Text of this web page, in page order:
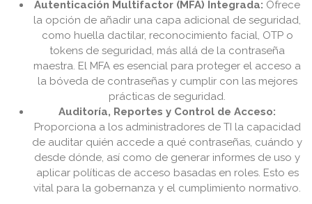
Autenticación Multifactor (MFA) Integrada: Ofrece
la opción de añadir una capa adicional de seguridad,
como huella dactilar, reconocimiento facial, OTP o
tokens de seguridad, más allá de la contraseña
maestra. El MFA es esencial para proteger el acceso a
la bóveda de contraseñas y cumplir con las mejores
prácticas de seguridad.
Auditoría, Reportes y Control de Acceso:
Proporciona a los administradores de TI la capacidad
de auditar quién accede a qué contraseñas, cuándo y
desde dónde, así como de generar informes de uso y
aplicar políticas de acceso basadas en roles. Esto es
vital para la gobernanza y el cumplimiento normativo.